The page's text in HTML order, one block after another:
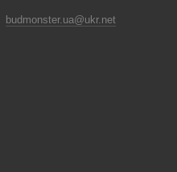
budmonster.ua@ukr.net